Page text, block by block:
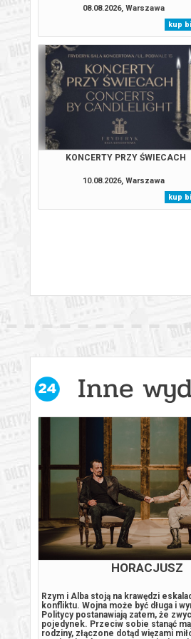
Warszawa
Warszawa
Warszawa
Warszawa
Warszawa
Warszawa
Warszawa
Warszawa
Warszawa
Warszawa
Warszawa
Warszawa
Warszawa
08.08.2026, Warszawa
kup
KONCERTY PRZY ŚWIECACH
10.08.2026, Warszawa
kup
Inne
HORACJUSZ
Rzym i Alba stoją na krawędzi
konfliktu. Wojna może być długa i
Politycy postanawiają zatem, że
pojedynek. Przeciw sobie stanąć
rodziny, złączone dotąd więzami